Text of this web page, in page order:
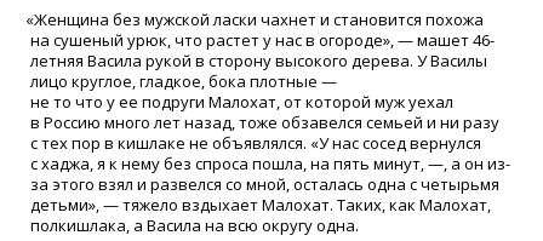
«Женщина без мужской ласки чахнет и становится похожа
на сушеный урюк, что растет у нас в огороде», — машет 46-
летняя Васила рукой в сторону высокого дерева. У Василы
лицо круглое, гладкое, бока плотные —
не то что у ее подруги Малохат, от которой муж уехал
в Россию много лет назад, тоже обзавелся семьей и ни разу
с тех пор в кишлаке не объявлялся. «У нас сосед вернулся
с хаджа, я к нему без спроса пошла, на пять минут, —, а он из-
за этого взял и развелся со мной, осталась одна с четырьмя
детьми», — тяжело вздыхает Малохат. Таких, как Малохат,
полкишлака, а Васила на всю округу одна.